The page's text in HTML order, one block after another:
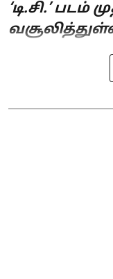
‘டி.சி.’ படம்